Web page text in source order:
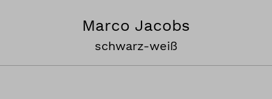
Marco Jacobs
schwarz-weiß